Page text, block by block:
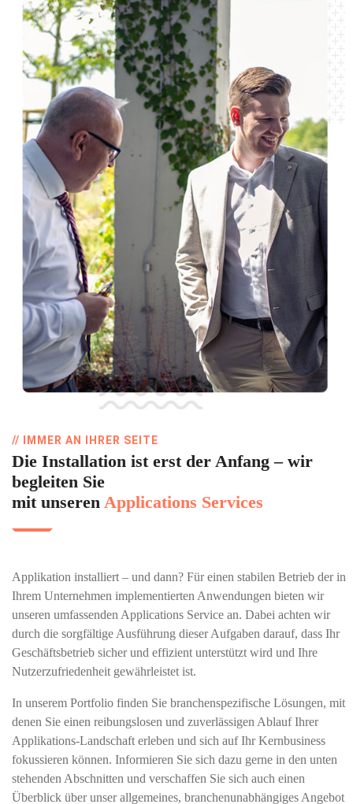
// IMMER AN IHRER SEITE
Die Installation ist erst der Anfang – wir
begleiten Sie
mit unseren Applications Services
Applikation installiert – und dann? Für einen stabilen Betrieb der in
Ihrem Unternehmen implementierten Anwendungen bieten wir
unseren umfassenden Applications Service an. Dabei achten wir
durch die sorgfältige Ausführung dieser Aufgaben darauf, dass Ihr
Geschäftsbetrieb sicher und effizient unterstützt wird und Ihre
Nutzerzufriedenheit gewährleistet ist.
In unserem Portfolio finden Sie branchenspezifische Lösungen, mit
denen Sie einen reibungslosen und zuverlässigen Ablauf Ihrer
Applikations-Landschaft erleben und sich auf Ihr Kernbusiness
fokussieren können. Informieren Sie sich dazu gerne in den unten
stehenden Abschnitten und verschaffen Sie sich auch einen
Überblick über unser allgemeines, branchenunabhängiges Angebot